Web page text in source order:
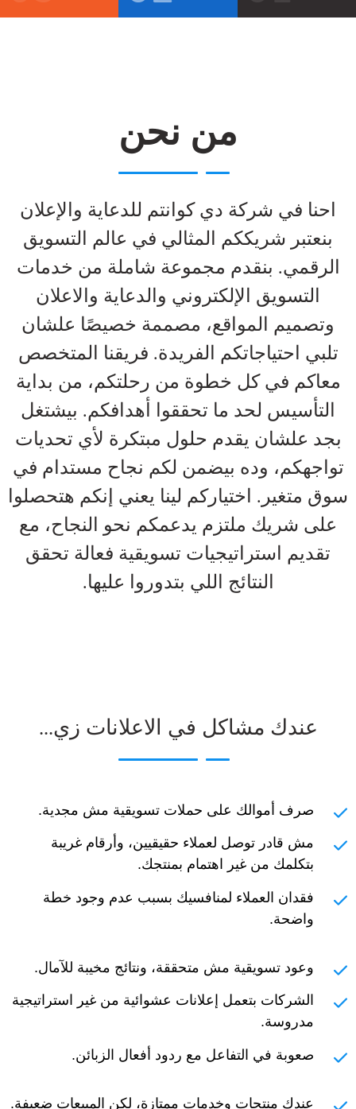
من نحن
احنا في شركة دي كوانتم للدعاية والإعلان
بنعتبر شريككم المثالي في عالم التسويق
الرقمي. بنقدم مجموعة شاملة من خدمات
التسويق الإلكتروني والدعاية والاعلان
وتصميم المواقع، مصممة خصيصًا علشان
تلبي احتياجاتكم الفريدة. فريقنا المتخصص
معاكم في كل خطوة من رحلتكم، من بداية
التأسيس لحد ما تحققوا أهدافكم. بيشتغل
بجد علشان يقدم حلول مبتكرة لأي تحديات
تواجهكم، وده بيضمن لكم نجاح مستدام في
سوق متغير. اختياركم لينا يعني إنكم هتحصلوا
على شريك ملتزم يدعمكم نحو النجاح، مع
تقديم استراتيجيات تسويقية فعالة تحقق
النتائج اللي بتدوروا عليها.
عندك مشاكل في الاعلانات زي...
صرف أموالك على حملات تسويقية مش مجدية.
مش قادر توصل لعملاء حقيقيين، وأرقام غريبة
بتكلمك من غير اهتمام بمنتجك.
فقدان العملاء لمنافسيك بسبب عدم وجود خطة
واضحة.
وعود تسويقية مش متحققة، ونتائج مخيبة للآمال.
الشركات بتعمل إعلانات عشوائية من غير استراتيجية
مدروسة.
صعوبة في التفاعل مع ردود أفعال الزبائن.
عندك منتجات وخدمات ممتازة، لكن المبيعات ضعيفة.